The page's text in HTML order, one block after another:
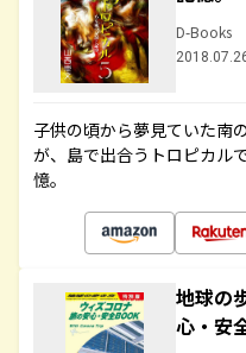
D-Books
子供の頃から夢見ていた南
が、島で出合うトロピカル
憶。
地球の
心・安